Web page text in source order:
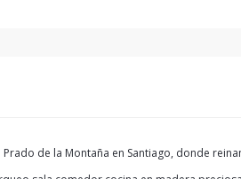
de la Montaña en Santiago, donde